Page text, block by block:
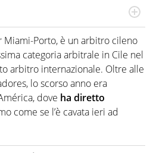
numerose manifestazioni
agenzie e testate. Esperienza,
e memoria storica. Si occupa
Miami-Porto, è un arbitro cileno
categoria arbitrale in Cile nel
arbitro internazionale. Oltre alle
lo scorso anno era
dove ha diretto
come se l’è cavata ieri ad